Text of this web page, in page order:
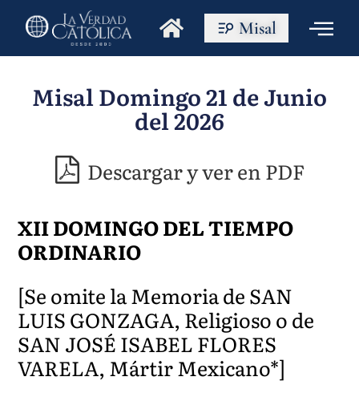
Misal
Misal Domingo 21 de Junio
del 2026
Descargar y ver en PDF
XII DOMINGO DEL TIEMPO
ORDINARIO
[Se omite la Memoria de SAN
LUIS GONZAGA, Religioso o de
SAN JOSÉ ISABEL FLORES
VARELA, Mártir Mexicano*]